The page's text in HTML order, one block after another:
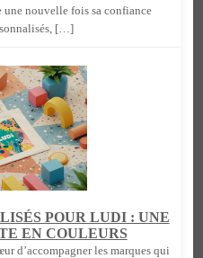
nouvelle fois sa confiance
[…]
POUR LUDI : UNE
EN COULEURS
d’accompagner les marques qui